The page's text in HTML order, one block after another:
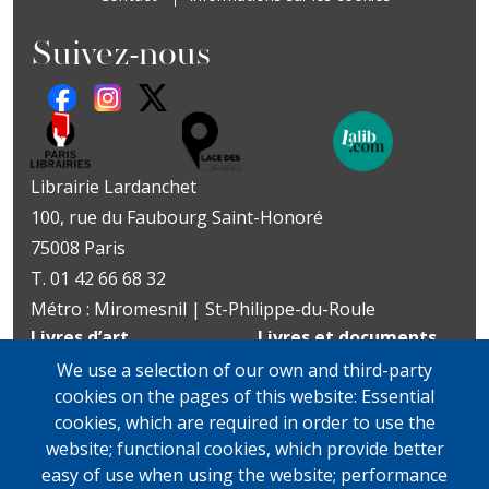
Suivez-nous
Librairie Lardanchet
100, rue du Faubourg Saint-Honoré
75008 Paris
T. 01 42 66 68 32
Métro : Miromesnil | St-Philippe-du-Roule
Livres d’art
Du mardi au vendredi
10h-19h
samedi
11h-13h et 14h-19h
Livres et documents
précieux
Lundi sur rendez-vous
Du mardi au vendredi
10h-19h
samedi
We use a selection of our own and third-party
cookies on the pages of this website: Essential
cookies, which are required in order to use the
website; functional cookies, which provide better
easy of use when using the website; performance